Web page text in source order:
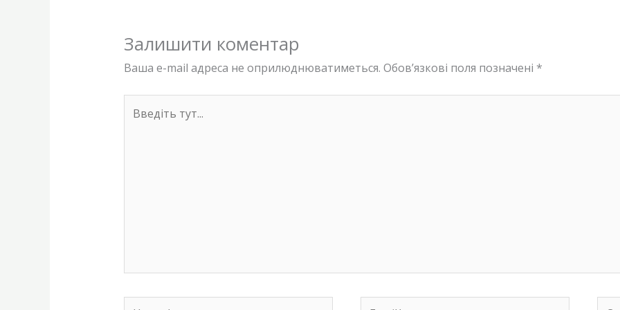
Залишити коментар
Ваша e-mail адреса не оприлюднюватиметься. Обов’язкові поля позначені *
Назва* Email*